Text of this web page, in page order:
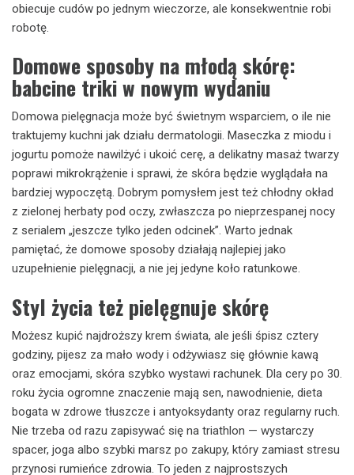
obiecuje cudów po jednym wieczorze, ale konsekwentnie robi
robotę.
Domowe sposoby na młodą skórę:
babcine triki w nowym wydaniu
Domowa pielęgnacja może być świetnym wsparciem, o ile nie
traktujemy kuchni jak działu dermatologii. Maseczka z miodu i
jogurtu pomoże nawilżyć i ukoić cerę, a delikatny masaż twarzy
poprawi mikrokrążenie i sprawi, że skóra będzie wyglądała na
bardziej wypoczętą. Dobrym pomysłem jest też chłodny okład
z zielonej herbaty pod oczy, zwłaszcza po nieprzespanej nocy
z serialem „jeszcze tylko jeden odcinek”. Warto jednak
pamiętać, że domowe sposoby działają najlepiej jako
uzupełnienie pielęgnacji, a nie jej jedyne koło ratunkowe.
Styl życia też pielęgnuje skórę
Możesz kupić najdroższy krem świata, ale jeśli śpisz cztery
godziny, pijesz za mało wody i odżywiasz się głównie kawą
oraz emocjami, skóra szybko wystawi rachunek. Dla cery po 30.
roku życia ogromne znaczenie mają sen, nawodnienie, dieta
bogata w zdrowe tłuszcze i antyoksydanty oraz regularny ruch.
Nie trzeba od razu zapisywać się na triathlon — wystarczy
spacer, joga albo szybki marsz po zakupy, który zamiast stresu
przynosi rumieńce zdrowia. To jeden z najprostszych